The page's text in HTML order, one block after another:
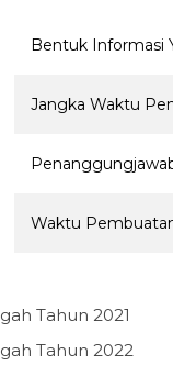
Bentuk Informasi
Jangka Waktu
Waktu
Tahun 2021
Tahun 2022